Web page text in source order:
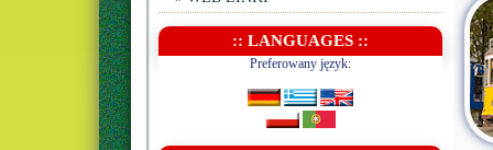
:: LANGUAGES ::
Preferowany język: